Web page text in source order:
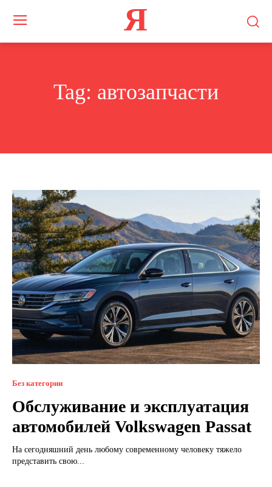
Я
Tag: автозапчасти
Без категории
Обслуживание и эксплуатация
автомобилей Volkswаgen Pаssat
На сегодняшний день любому современному человеку тяжело
представить свою...